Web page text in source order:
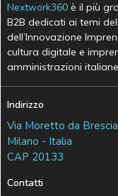
Nextwork360 è il più
B2B dedicati ai temi
dell’Innovazione
cultura digitale e
amministrazioni
Indirizzo
Via Moretto da
Milano - Italia
CAP 20133
Contatti